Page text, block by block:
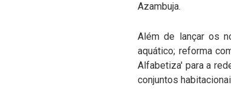
Azambuja.
Além de lançar os
aquático; reforma
Alfabetiza' para a
conjuntos